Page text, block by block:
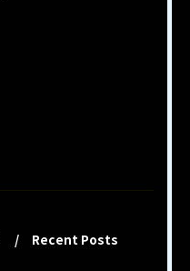
Recent Posts